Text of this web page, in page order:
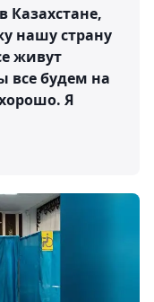
Казахстане,
нашу страну
живут
все будем на
Я